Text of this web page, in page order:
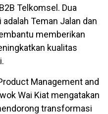
Telkomsel. Dua
Teman Jalan dan
memberikan
kualitas
Management and
Wai Kiat mengatakan
transformasi